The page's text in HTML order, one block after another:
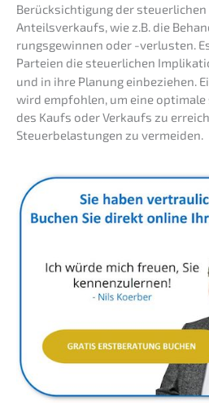
Berück­sich­ti­gung der
Anteils­ver­kaufs, wie z.B. die
rungs­ge­win­nen oder -verlus­ten.
Partei­en die steuer­li­chen
und in ihre Planung einbe­zie­hen.
wird empfoh­len, um eine
des Kaufs oder Verkaufs zu
Steuer­be­las­tun­gen zu vermeiden.